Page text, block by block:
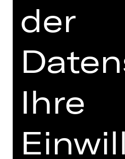
Home
Künstler*innen
Newsletter
Kartenkauf
Abos 26/27
Kontakt
der
Ihre